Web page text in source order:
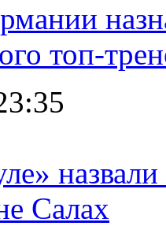
топ-
Салах